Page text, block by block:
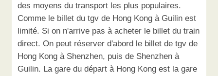
des moyens du transport les plus populaires.
Comme le billet du tgv de Hong Kong à Guilin est
limité. Si on n'arrive pas à acheter le billet du train
direct. On peut réserver d'abord le billet de tgv de
Hong Kong à Shenzhen, puis de Shenzhen à
Guilin. La gare du départ à Hong Kong est la gare